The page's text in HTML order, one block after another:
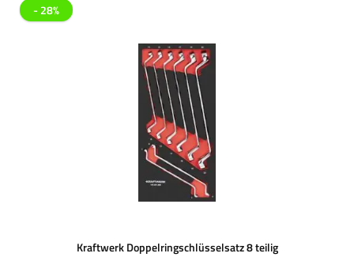
- 28%
Kraftwerk Doppelringschlüsselsatz 8 teilig